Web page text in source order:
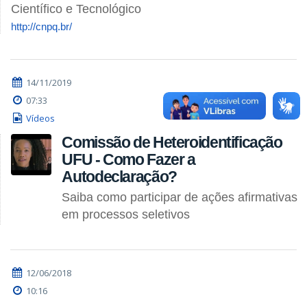
Científico e Tecnológico
http://cnpq.br/
14/11/2019
07:33
Vídeos
Comissão de Heteroidentificação
UFU - Como Fazer a
Autodeclaração?
Saiba como participar de ações afirmativas
em processos seletivos
12/06/2018
10:16